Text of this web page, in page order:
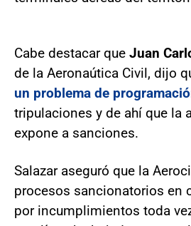
Cabe destacar que Juan
de la Aeronaútica Civil, dijo
un problema de
tripulaciones y de ahí que la
expone a sanciones.
Salazar aseguró que la
procesos sancionatorios en
por incumplimientos toda